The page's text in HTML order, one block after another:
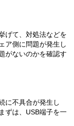
げて、対処法などを
ア側に問題が発生し
がないのかを確認す
に不具合が発生し
ずは、USB端子を一